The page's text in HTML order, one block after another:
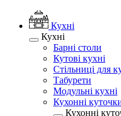
Кухні
Кухні
Барні столи
Кутові кухні
Стільниці для
Табурети
Модульні кухні
Кухонні
Кухонні